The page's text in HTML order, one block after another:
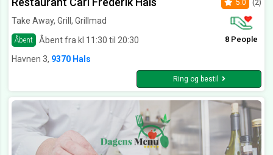
Take Away, Grill, Grillmad
Åbent Åbent fra kl 11:30 til 20:30
5.0 (2)
8 People
Havnen 3, 9370 Hals
Ring og bestil